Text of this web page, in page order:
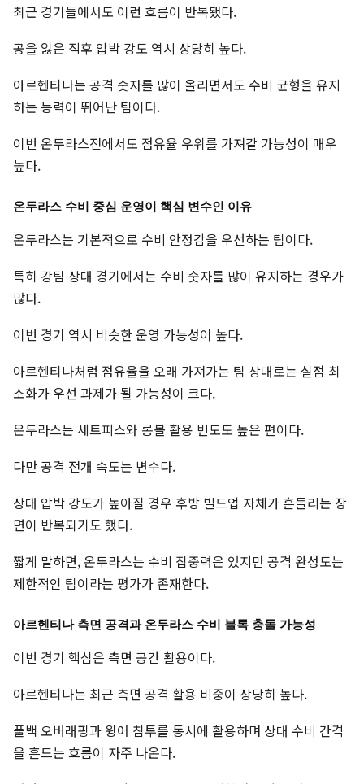
최근 경기들에서도 이런 흐름이 반복됐다.
공을 잃은 직후 압박 강도 역시 상당히 높다.
아르헨티나는 공격 숫자를 많이 올리면서도 수비 균형을 유지
하는 능력이 뛰어난 팀이다.
이번 온두라스전에서도 점유율 우위를 가져갈 가능성이 매우
높다.
온두라스 수비 중심 운영이 핵심 변수인 이유
온두라스는 기본적으로 수비 안정감을 우선하는 팀이다.
특히 강팀 상대 경기에서는 수비 숫자를 많이 유지하는 경우가
많다.
이번 경기 역시 비슷한 운영 가능성이 높다.
아르헨티나처럼 점유율을 오래 가져가는 팀 상대로는 실점 최
소화가 우선 과제가 될 가능성이 크다.
온두라스는 세트피스와 롱볼 활용 빈도도 높은 편이다.
다만 공격 전개 속도는 변수다.
상대 압박 강도가 높아질 경우 후방 빌드업 자체가 흔들리는 장
면이 반복되기도 했다.
짧게 말하면, 온두라스는 수비 집중력은 있지만 공격 완성도는
제한적인 팀이라는 평가가 존재한다.
아르헨티나 측면 공격과 온두라스 수비 블록 충돌 가능성
이번 경기 핵심은 측면 공간 활용이다.
아르헨티나는 최근 측면 공격 활용 비중이 상당히 높다.
풀백 오버래핑과 윙어 침투를 동시에 활용하며 상대 수비 간격
을 흔드는 흐름이 자주 나온다.